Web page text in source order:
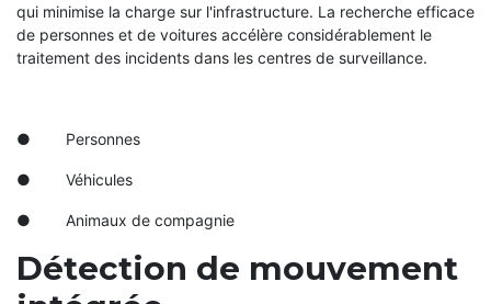
qui minimise la charge sur l'infrastructure. La recherche efficace
de personnes et de voitures accélère considérablement le
traitement des incidents dans les centres de surveillance.
● Personnes
● Véhicules
● Animaux de compagnie
Détection de mouvement